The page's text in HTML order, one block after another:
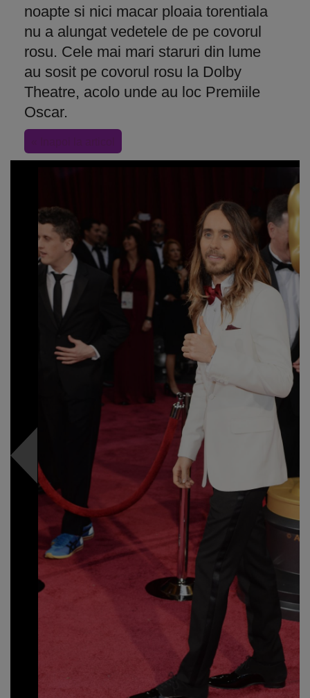
noapte si nici macar ploaia torentiala
nu a alungat vedetele de pe covorul
rosu. Cele mai mari staruri din lume
au sosit pe covorul rosu la Dolby
Theatre, acolo unde au loc Premiile
Oscar.